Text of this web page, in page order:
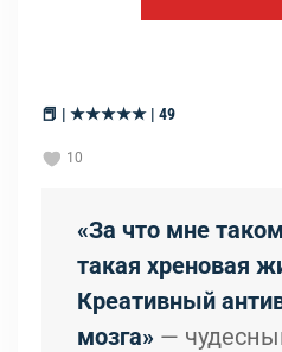
📕 | ★★★★★ | 49
10
«За что мне
такая хреновая
Креативный
мозга» —